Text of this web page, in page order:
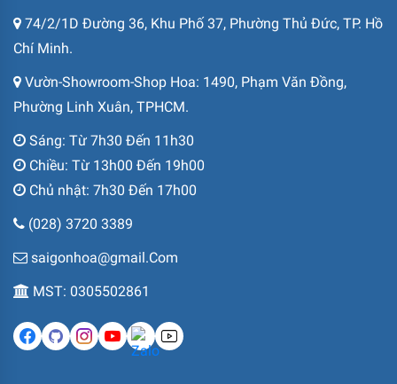
74/2/1D Đường 36, Khu Phố 37, Phường Thủ Đức, TP. Hồ
Chí Minh.
Vườn-Showroom-Shop Hoa: 1490, Phạm Văn Đồng,
Phường Linh Xuân, TPHCM.
Sáng: Từ 7h30 Đến 11h30
Chiều: Từ 13h00 Đến 19h00
Chủ nhật: 7h30 Đến 17h00
(028) 3720 3389
saigonhoa@gmail.Com
MST: 0305502861